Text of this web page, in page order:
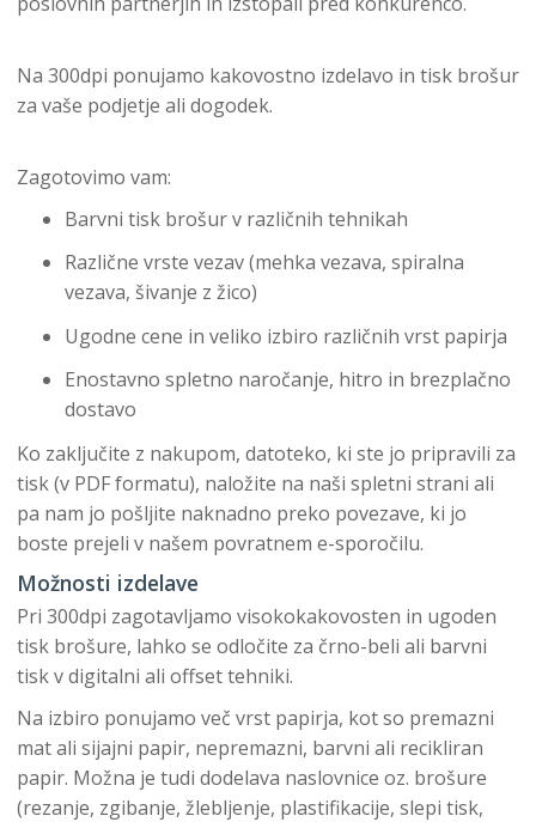
Na 300dpi ponujamo kakovostno izdelavo in tisk brošur
za vaše podjetje ali dogodek.
Zagotovimo vam:
Barvni tisk brošur v različnih tehnikah
Različne vrste vezav (mehka vezava, spiralna
vezava, šivanje z žico)
Ugodne cene in veliko izbiro različnih vrst papirja
Enostavno spletno naročanje, hitro in brezplačno
dostavo
Ko zaključite z nakupom, datoteko, ki ste jo pripravili za
tisk (v PDF formatu), naložite na naši spletni strani ali
pa nam jo pošljite naknadno preko povezave, ki jo
boste prejeli v našem povratnem e-sporočilu.
Možnosti izdelave
Pri 300dpi zagotavljamo visokokakovosten in ugoden
tisk brošure, lahko se odločite za črno-beli ali barvni
tisk v digitalni ali offset tehniki.
Na izbiro ponujamo več vrst papirja, kot so premazni
mat ali sijajni papir, nepremazni, barvni ali recikliran
papir. Možna je tudi dodelava naslovnice oz. brošure
(rezanje, zgibanje, žlebljenje, plastifikacije, slepi tisk,